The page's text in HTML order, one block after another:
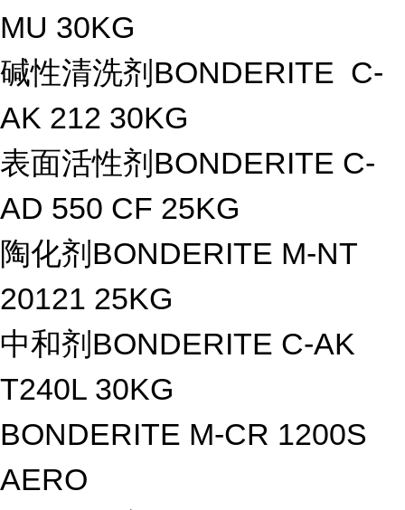
MU 30KG
碱性清洗剂BONDERITE C-
AK 212 30KG
表面活性剂BONDERITE C-
AD 550 CF 25KG
陶化剂BONDERITE M-NT
20121 25KG
中和剂BONDERITE C-AK
T240L 30KG
BONDERITE M-CR 1200S
AERO